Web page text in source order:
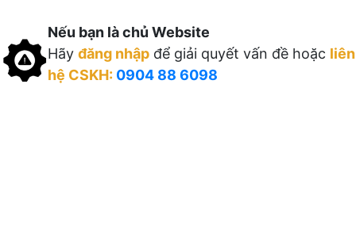
Nếu bạn là chủ Website
Hãy đăng nhập để giải quyết vấn đề hoặc liên
hệ CSKH: 0904 88 6098